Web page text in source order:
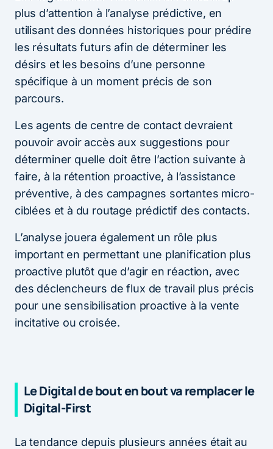
plus d’attention à l’analyse prédictive, en
utilisant des données historiques pour prédire
les résultats futurs afin de déterminer les
désirs et les besoins d’une personne
spécifique à un moment précis de son
parcours.
Les agents de centre de contact devraient
pouvoir avoir accès aux suggestions pour
déterminer quelle doit être l’action suivante à
faire, à la rétention proactive, à l’assistance
préventive, à des campagnes sortantes micro-
ciblées et à du routage prédictif des contacts.
L’analyse jouera également un rôle plus
important en permettant une planification plus
proactive plutôt que d’agir en réaction, avec
des déclencheurs de flux de travail plus précis
pour une sensibilisation proactive à la vente
incitative ou croisée.
Le Digital de bout en bout va remplacer le
Digital-First
La tendance depuis plusieurs années était au